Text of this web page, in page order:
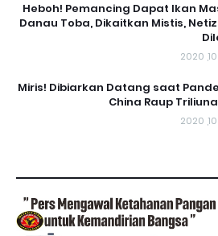
Heboh! Pemancing Dapat Ikan
Danau Toba, Dikaitkan Mistis,
Miris! Dibiarkan Datang saat
China Raup